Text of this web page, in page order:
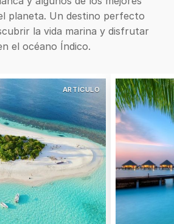
embarcaciones
comofloating bars, donde
planeta. Un destino perfecto
la vida marina y disfrutar
el océano Índico.
ARTÍCULO